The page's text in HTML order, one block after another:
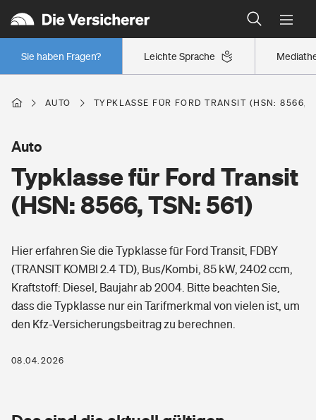
Leichte Sprache
Sie haben Fragen?
Wer versichert was: Jetzt Versicherer finden
Regionalklassen: So ist Ihre Region eingestuft
Wer versichert was: Jetzt Versicherer finden
Berufsunfähigkeitsversicherung
Erwerbsunfähigkeitsversicherung
Grundfähigkeitsversicherung
Arbeitsrechtsschutz
Berufshaftpflichtversicherung
Zur Übersicht
Tools
Wohnen
Elementarversicherung
Freizeit
Pri­vate Haft­pflicht­
Gesundheit
Private Krankenversicherung
AUTO TYPKLASSE FÜR FORD TRANSIT (HSN: 8566,
Typklasse für Ford Transit
(HSN: 8566, TSN: 561)
Auto
Hier erfahren Sie die Typklasse für Ford Transit, FDBY
(TRANSIT KOMBI 2.4 TD), Bus/Kombi, 85 kW, 2402 ccm,
Kraftstoff: Diesel, Baujahr ab 2004. Bitte beachten Sie,
dass die Typklasse nur ein Tarifmerkmal von vielen ist, um
den Kfz-Versicherungsbeitrag zu berechnen.
08.04.2026